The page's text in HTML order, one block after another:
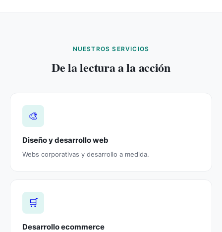
NUESTROS SERVICIOS
De la lectura a la acción
🎨
Diseño y desarrollo web
Webs corporativas y desarrollo a medida.
🛒
Desarrollo ecommerce